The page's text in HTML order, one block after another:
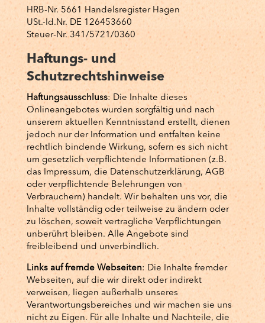
HRB-Nr. 5661 Handelsregister Hagen
USt.-Id.Nr. DE 126453660
Steuer-Nr. 341/5721/0360
Haftungs- und
Schutzrechtshinweise
Haftungsausschluss: Die Inhalte dieses
Onlineangebotes wurden sorgfältig und nach
unserem aktuellen Kenntnisstand erstellt, dienen
jedoch nur der Information und entfalten keine
rechtlich bindende Wirkung, sofern es sich nicht
um gesetzlich verpflichtende Informationen (z.B.
das Impressum, die Datenschutzerklärung, AGB
oder verpflichtende Belehrungen von
Verbrauchern) handelt. Wir behalten uns vor, die
Inhalte vollständig oder teilweise zu ändern oder
zu löschen, soweit vertragliche Verpflichtungen
unberührt bleiben. Alle Angebote sind
freibleibend und unverbindlich.
Links auf fremde Webseiten: Die Inhalte fremder
Webseiten, auf die wir direkt oder indirekt
verweisen, liegen außerhalb unseres
Verantwortungsbereiches und wir machen sie uns
nicht zu Eigen. Für alle Inhalte und Nachteile, die